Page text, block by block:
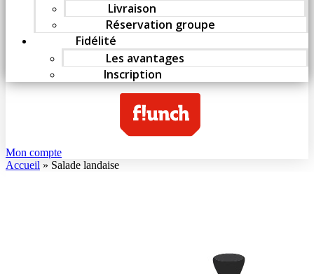
Livraison
Réservation groupe
Fidélité
Les avantages
Inscription
Mon compte
Accueil » Salade landaise